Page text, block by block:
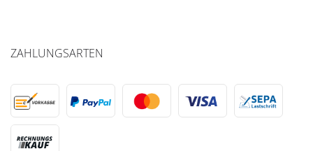
ZAHLUNGSARTEN